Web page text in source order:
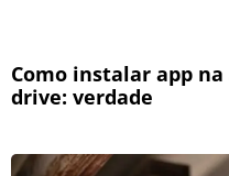
Como instalar app na
drive: verdade